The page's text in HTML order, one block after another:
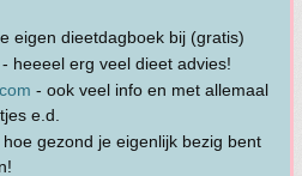
eigen dieetdagboek bij (gratis)
- heeeel erg veel dieet advies!
- ook veel info en met allemaal
e.d.
gezond je eigenlijk bezig bent